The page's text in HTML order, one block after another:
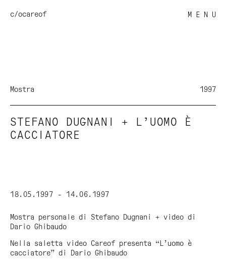
c/ocareof M E N U
Mostra 1997
STEFANO DUGNANI + L’UOMO È
CACCIATORE
18.05.1997 - 14.06.1997
Mostra personale di Stefano Dugnani + video di
Dario Ghibaudo
Nella saletta video Careof presenta “ ’ uomo è
cacciatore” di Dario Ghibaudo